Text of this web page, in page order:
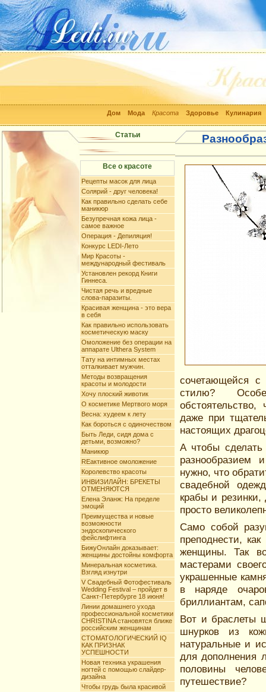
Дом Мода Красота Здоровье Кулинария
Статьи
Все о красоте
Рецепты масок для лица
Солярий - друг человека!
Как правильно сделать себе
маникюр
Безупречная кожа лица -
самое важное
Операция - Депиляция!
Конкурс LEDI-Лето
Мир Красоты -
международный фестиваль
Установлен рекорд Книги
Гиннеса.
Чистая речь и вредные
слова-паразиты.
Красивая женщина - это вера
в себя
Как правильно использовать
косметическую маску
Омоложение без операции на
аппарате Ulthera System
Тату на интимных меcтах
отталкивает мужчин.
Методы возвращения
красоты и молодости
Хочу плоский животик
О косметике Мертвого моря
Весна: худеем к лету
Как бороться с одиночеством
Быть Леди, сидя дома с
детьми, возможно?
Маникюр
REактивное омоложение
Королевство красоты
ИНВИЗИЛАЙН: БРЕКЕТЫ
ОТМЕНЯЮТСЯ
Елена Эланж: На пределе
эмоций
Преимущества и новые
возможности
эндоскопического
фейслифтинга
БижуОнлайн доказывает:
женщины достойны комфорта
Минеральная косметика.
Взгляд изнутри
V Свадебный Фотофестиваль
Wedding Festival – пройдет в
Санкт-Петербурге 18 июня!
Линии домашнего ухода
профессиональной косметики
CHRISTINA становятся ближе
российским женщинам
СТОМАТОЛОГИЧЕСКИЙ IQ
КАК ПРИЗНАК
УСПЕШНОСТИ
Новая техника украшения
ногтей с помощью слайдер-
дизайна
Чтобы грудь была красивой
сочетающейся
стилю?
даже при
настоящих
А чтобы
разнообразием
нужно, что
свадебной
крабы и
просто
Само собой
преподнести,
женщины. Так
мастерами
украшенные
в наряде
бриллиантам,
Вот и браслеты
шнурков из
натуральные и
для дополнения
половины
путешествие?